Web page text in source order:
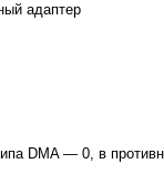
адаптер
DMA — 0, в